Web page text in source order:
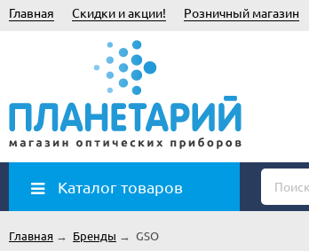
Главная Скидки и акции! Розничный магазин
Каталог товаров
Главная → Бренды → GSO